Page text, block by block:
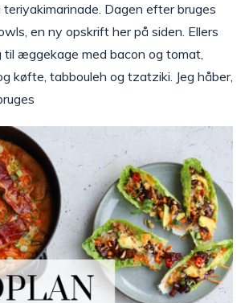
teriyakimarinade. Dagen efter bruges
en ny opskrift her på siden. Ellers
til æggekage med bacon og tomat,
køfte, tabbouleh og tzatziki. Jeg håber,